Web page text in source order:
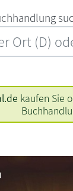
kaufen Sie